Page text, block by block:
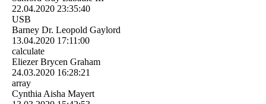
22.04.2020 23:35:40
USB
Barney Dr. Leopold Gaylord
13.04.2020 17:11:00
calculate
Eliezer Brycen Graham
24.03.2020 16:28:21
array
Cynthia Aisha Mayert